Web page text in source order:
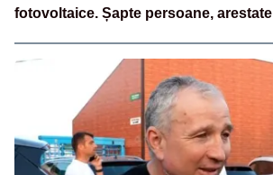
fotovoltaice. Șapte persoane, arestate